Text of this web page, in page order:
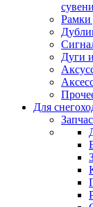
Рамки
Дуги
Для